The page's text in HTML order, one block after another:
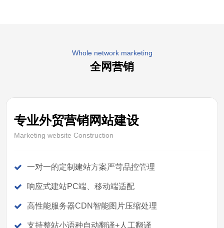
Whole network marketing
全网营销
专业外贸营销网站建设
Marketing website Construction
一对一的定制建站方案严苛品控管理
响应式建站PC端、移动端适配
高性能服务器CDN智能图片压缩处理
支持整站小语种自动翻译+人工翻译